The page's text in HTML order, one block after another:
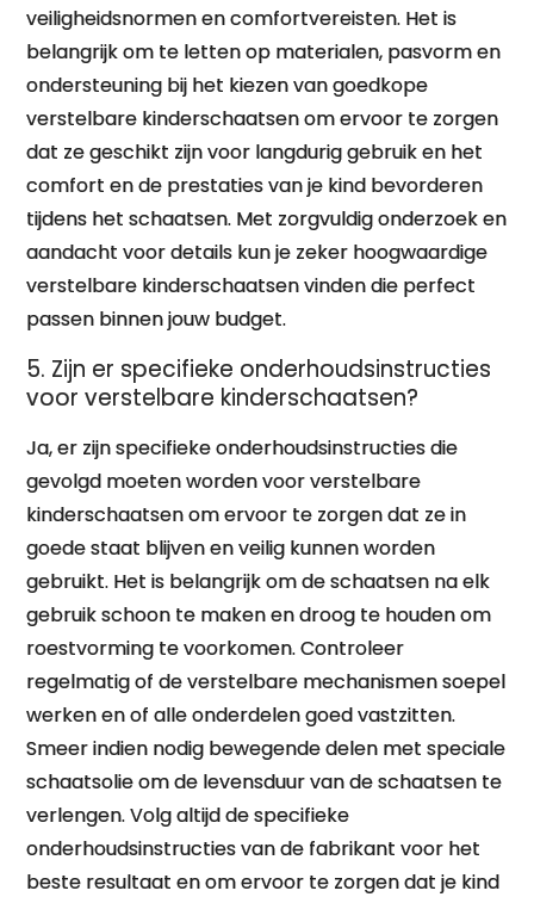
veiligheidsnormen en comfortvereisten. Het is
belangrijk om te letten op materialen, pasvorm en
ondersteuning bij het kiezen van goedkope
verstelbare kinderschaatsen om ervoor te zorgen
dat ze geschikt zijn voor langdurig gebruik en het
comfort en de prestaties van je kind bevorderen
tijdens het schaatsen. Met zorgvuldig onderzoek en
aandacht voor details kun je zeker hoogwaardige
verstelbare kinderschaatsen vinden die perfect
passen binnen jouw budget.
5. Zijn er specifieke onderhoudsinstructies
voor verstelbare kinderschaatsen?
Ja, er zijn specifieke onderhoudsinstructies die
gevolgd moeten worden voor verstelbare
kinderschaatsen om ervoor te zorgen dat ze in
goede staat blijven en veilig kunnen worden
gebruikt. Het is belangrijk om de schaatsen na elk
gebruik schoon te maken en droog te houden om
roestvorming te voorkomen. Controleer
regelmatig of de verstelbare mechanismen soepel
werken en of alle onderdelen goed vastzitten.
Smeer indien nodig bewegende delen met speciale
schaatsolie om de levensduur van de schaatsen te
verlengen. Volg altijd de specifieke
onderhoudsinstructies van de fabrikant voor het
beste resultaat en om ervoor te zorgen dat je kind